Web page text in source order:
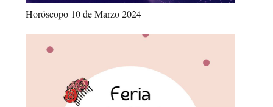
Horóscopo 10 de Marzo 2024